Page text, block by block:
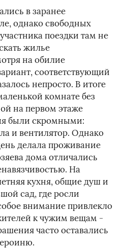
в заранее
однако свободных
поездки там не
жилье
на обилие
соответствующий
непросто. В итоге
комнате без
на первом этаже
были скромными:
и вентилятор. Однако
делала проживание
дома отличались
На
кухня, общие душ и
сад, где росли
внимание привлекло
к чужим вещам -
часто оставались